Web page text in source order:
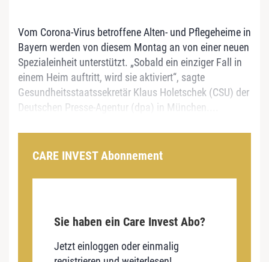
Vom Corona-Virus betroffene Alten- und Pflegeheime in
Bayern werden von diesem Montag an von einer neuen
Spezialeinheit unterstützt. „Sobald ein einziger Fall in
einem Heim auftritt, wird sie aktiviert“, sagte
Gesundheitsstaatssekretär Klaus Holetschek (CSU) der
Deutschen Presse-Agentur (dpa) in München....
CARE INVEST Abonnement
Sie haben ein Care Invest Abo?
Jetzt einloggen oder einmalig